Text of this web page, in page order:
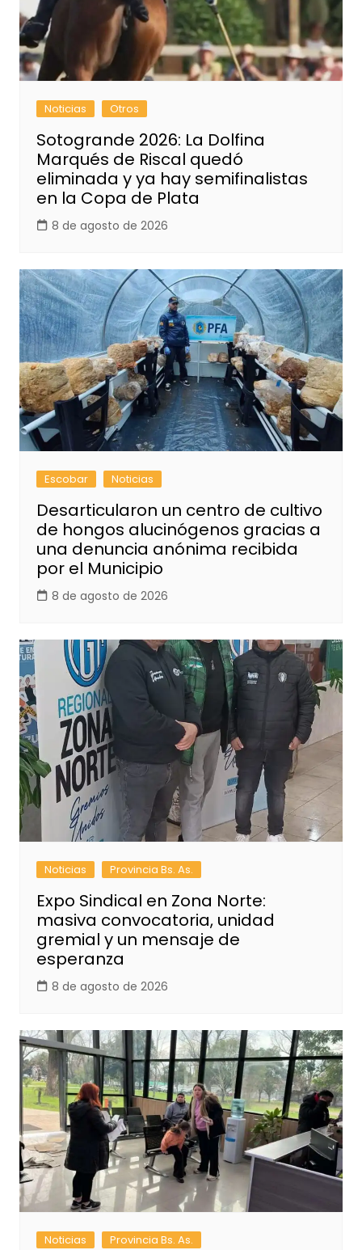
Noticias Otros
Sotogrande 2026: La Dolfina
Marqués de Riscal quedó
eliminada y ya hay semifinalistas
en la Copa de Plata
8 de agosto de 2026
Escobar Noticias
Desarticularon un centro de cultivo
de hongos alucinógenos gracias a
una denuncia anónima recibida
por el Municipio
8 de agosto de 2026
Noticias Provincia Bs. As.
Expo Sindical en Zona Norte:
masiva convocatoria, unidad
gremial y un mensaje de
esperanza
8 de agosto de 2026
Noticias Provincia Bs. As.